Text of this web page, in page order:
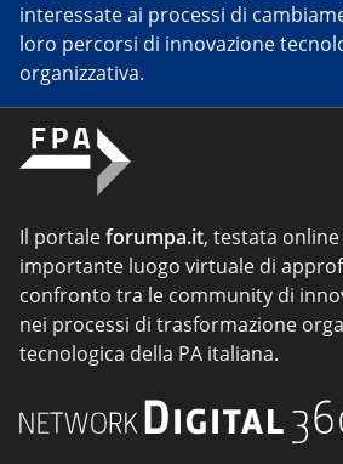
interessate ai processi di
loro percorsi di innovazione
organizzativa.
Il portaleforumpa.it, testata online
importante luogo virtuale di
confronto tra le community di
nei processi di trasformazione
tecnologica della PA italiana.